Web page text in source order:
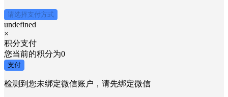
请选择支付方式
undefined
×
积分支付
您当前的积分为0
支付
检测到您未绑定微信账户，请先绑定微信